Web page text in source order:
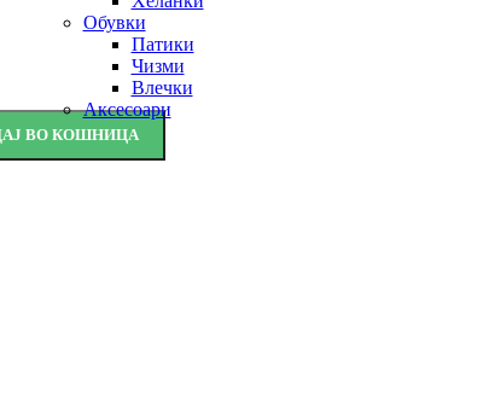
Обувки
Патики
Чизми
Влечки
Аксесоари
ВО КОШНИЦА